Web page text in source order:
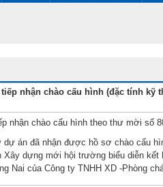
nhận chào cấu hình (đặc tính kỹ
nhận chào cấu hình theo thư mời số
dự án đã nhận được hồ sơ chào cấu
dựng mới hội trường biểu diễn
Nai của Công ty TNHH XD -Phòng